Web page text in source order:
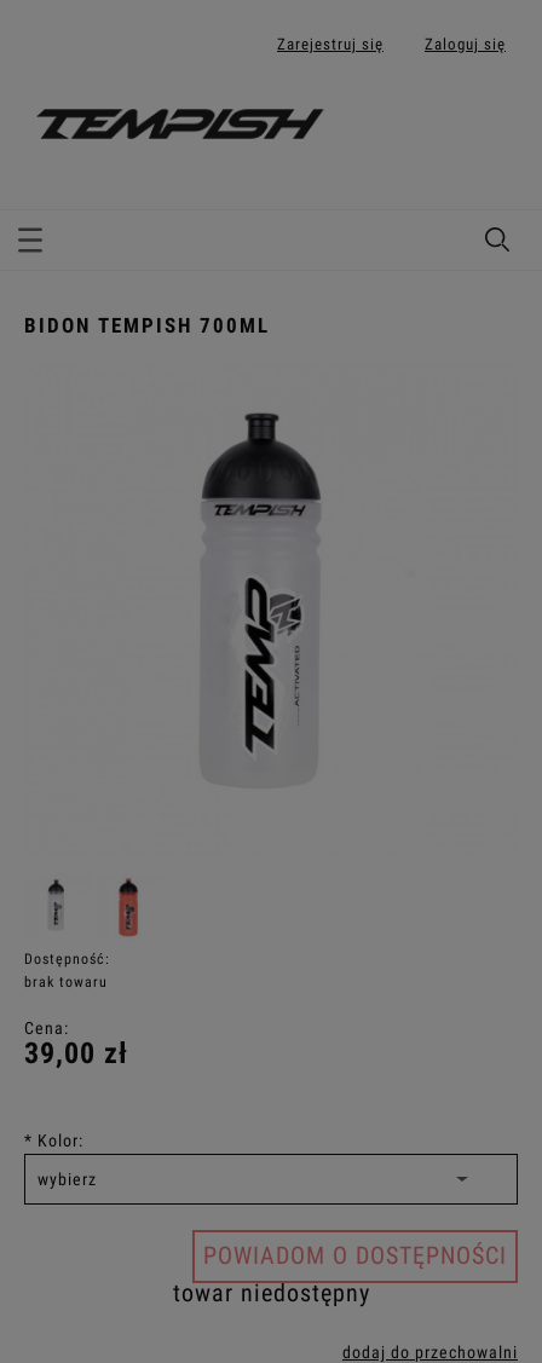
Zarejestruj się Zaloguj się
BIDON TEMPISH 700ML
Dostępność:
brak towaru
Cena:
39,00 zł
* Kolor:
POWIADOM O DOSTĘPNOŚCI
towar niedostępny
dodaj do przechowalni